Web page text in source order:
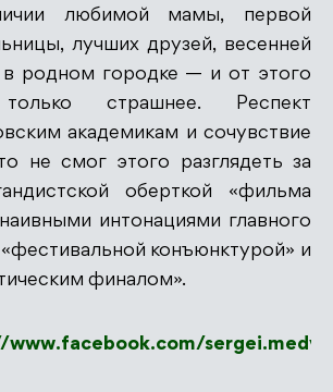
любимой мамы, первой
лучших друзей, весенней
родном городке — и от этого
страшнее. Респект
академикам и сочувствие
не смог этого разглядеть за
оберткой «фильма
интонациями главного
«фестивальной конъюнктурой» и
финалом».